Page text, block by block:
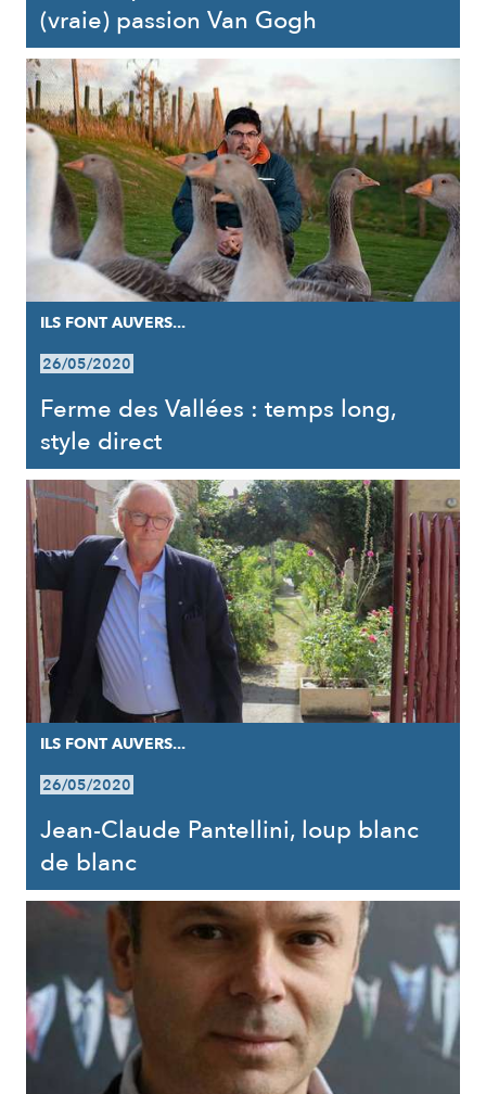
(vraie) passion Van Gogh
ILS FONT AUVERS...
26/05/2020
Ferme des Vallées : temps long,
style direct
ILS FONT AUVERS...
26/05/2020
Jean-Claude Pantellini, loup blanc
de blanc